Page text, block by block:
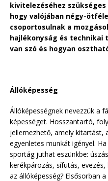
kivitelezéséhez
hogy valójában négy-
csoportosulnak a
hajlékonyság és technikai
van szó és hogyan
Állóképesség
Állóképességnek nevezzük a
képességet. Hosszantartó,
jellemezhető, amely kitartást,
egyenletes munkát igényel.
sportág juthat eszünkbe:
kerékpározás, sífutás,
az állóképesség? Elsősorban